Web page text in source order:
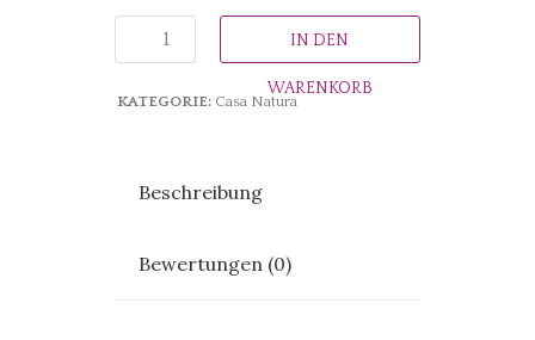
IN DEN
WARENKORB
KATEGORIE: Casa Natura
Beschreibung
Bewertungen (0)